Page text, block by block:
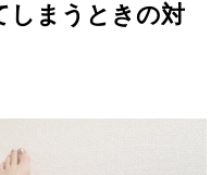
しまうときの対